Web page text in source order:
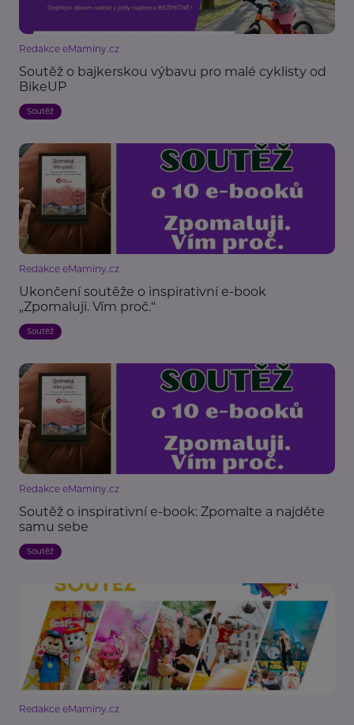
Redakce eMaminy.cz
Soutěž o bajkerskou výbavu pro malé cyklisty od
BikeUP
Soutěž
Redakce eMaminy.cz
Ukončení soutěže o inspirativní e-book
„Zpomaluji. Vím proč.“
Soutěž
Redakce eMaminy.cz
Soutěž o inspirativní e-book: Zpomalte a najděte
samu sebe
Soutěž
Redakce eMaminy.cz